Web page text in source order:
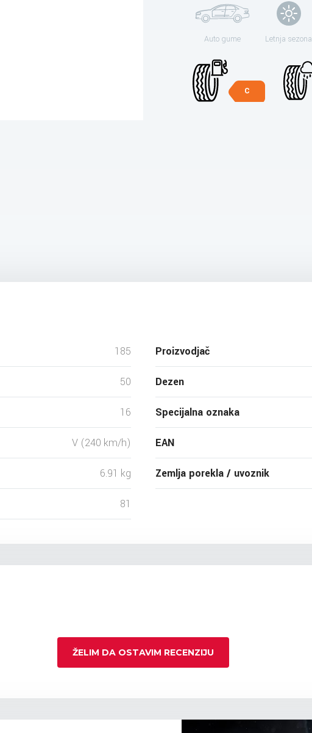
Auto gume Letnja sezona
C
185
50
16
V (240 km/h)
6.91 kg
81
Proizvodjač
Dezen
Specijalna oznaka
EAN
Zemlja porekla / uvoznik
ŽELIM DA OSTAVIM RECENZIJU